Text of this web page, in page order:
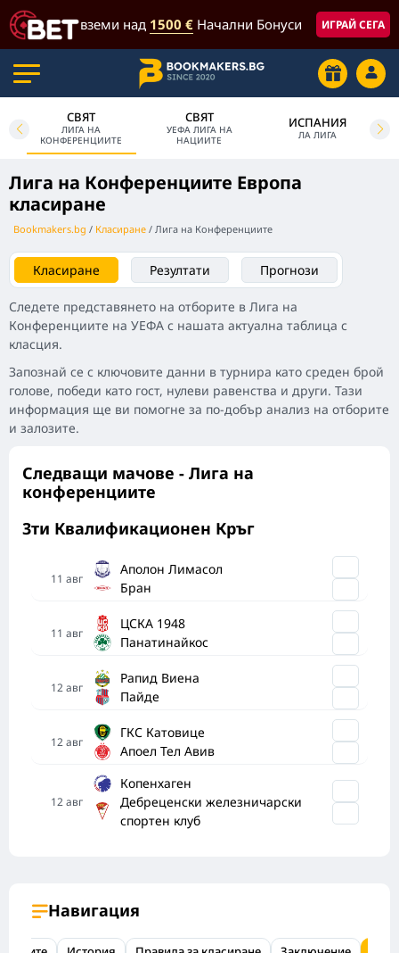
вземи над 1500 € Начални Бонуси ИГРАЙ СЕГА
СВЯТ
ЛИГА НА
КОНФЕРЕНЦИИТЕ
СВЯТ
УЕФА ЛИГА НА
НАЦИИТЕ
ИСПАНИЯ
ЛА ЛИГА
Лига на Конференциите Европа
класиране
Bookmakers.bg Класиране Лига на Конференциите
Класиране Резултати Прогнози
Следете представянето на отборите в Лига на
Конференциите на УЕФА с нашата актуална таблица с
класция.
Запознай се с ключовите данни в турнира като среден брой
голове, победи като гост, нулеви равенства и други. Тази
информация ще ви помогне за по-добър анализ на отборите
и залозите.
Следващи мачове - Лига на
конференциите
3ти Квалификационен Кръг
11 авг
Аполон Лимасол
Бран
11 авг
ЦСКА 1948
Панатинайкос
12авг
Рапид Виена
Пайде
12авг
ГКС Катовице
Апоел Тел Авив
12авг
Копенхаген
Дебреценски железничарски
спортен клуб
Навигация